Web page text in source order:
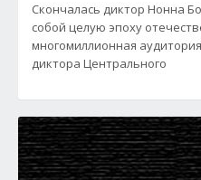
Скончалась диктор Нонна
собой целую эпоху
многомиллионная
диктора Центрального